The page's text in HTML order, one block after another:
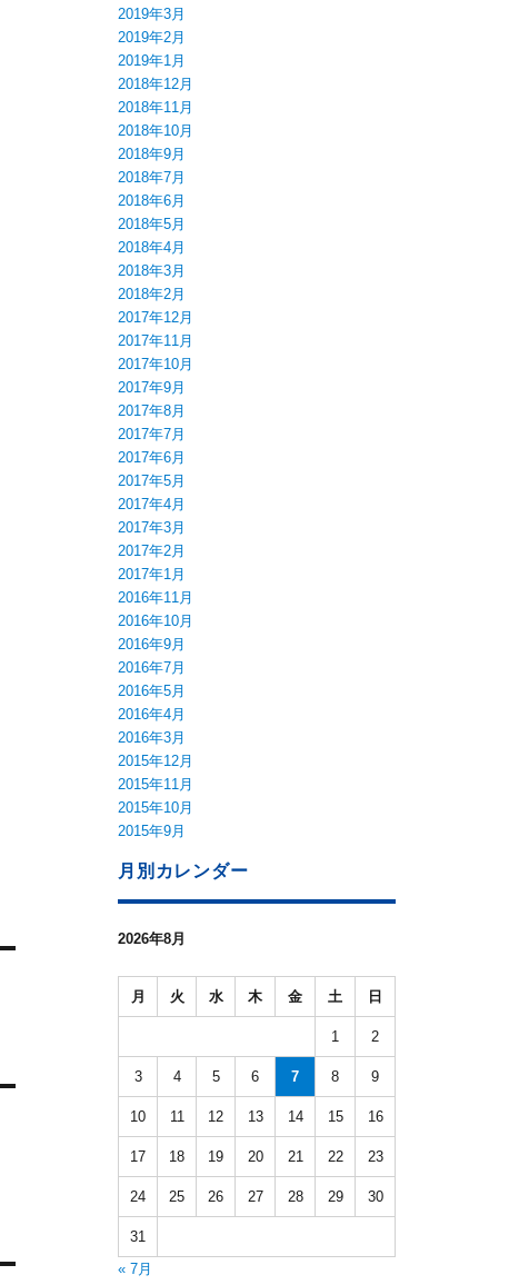
2019年3月
2019年2月
2019年1月
2018年12月
2018年11月
2018年10月
2018年9月
2018年7月
2018年6月
2018年5月
2018年4月
2018年3月
2018年2月
2017年12月
2017年11月
2017年10月
2017年9月
2017年8月
2017年7月
2017年6月
2017年5月
2017年4月
2017年3月
2017年2月
2017年1月
2016年11月
2016年10月
2016年9月
2016年7月
2016年5月
2016年4月
2016年3月
2015年12月
2015年11月
2015年10月
2015年9月
月別カレンダー
2026年8月
月 火 水 木 金 土 日
1 2
3 4 5 6 7 8 9
10 11 12 13 14 15 16
17 18 19 20 21 22 23
24 25 26 27 28 29 30
31
« 7月